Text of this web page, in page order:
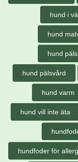
hund i
hund
hund
hund pälsvård
hund varm
hund vill inte äta
hundfoder för